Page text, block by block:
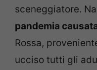
sceneggiatore.
pandemia
Rossa,
ucciso tutti gli